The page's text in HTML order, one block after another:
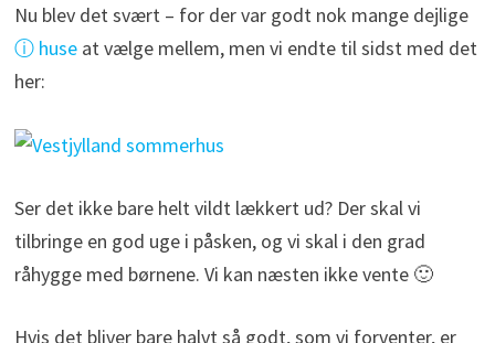
Nu blev det svært – for der var godt nok mange dejlige
ⓘ huseat vælge mellem, men vi endte til sidst med det
her:
Ser det ikke bare helt vildt lækkert ud? Der skal vi
tilbringe en god uge i påsken, og vi skal i den grad
råhygge med børnene. Vi kan næsten ikke vente 🙂
Hvis det bliver bare halvt så godt, som vi forventer, er